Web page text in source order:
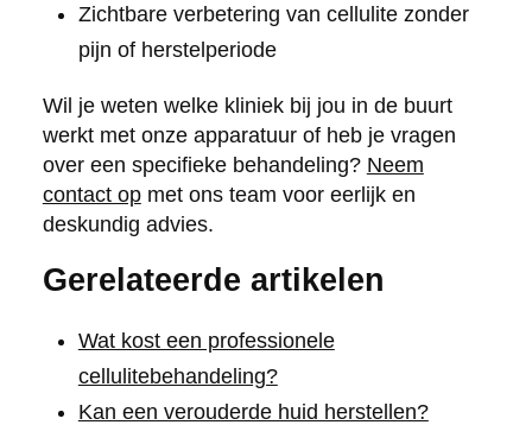
Zichtbare verbetering van cellulite zonder
pijn of herstelperiode
Wil je weten welke kliniek bij jou in de buurt
werkt met onze apparatuur of heb je vragen
over een specifieke behandeling? Neem
contact opmet ons team voor eerlijk en
deskundig advies.
Gerelateerde artikelen
Wat kost een professionele
cellulitebehandeling?
Kan een verouderde huid herstellen?